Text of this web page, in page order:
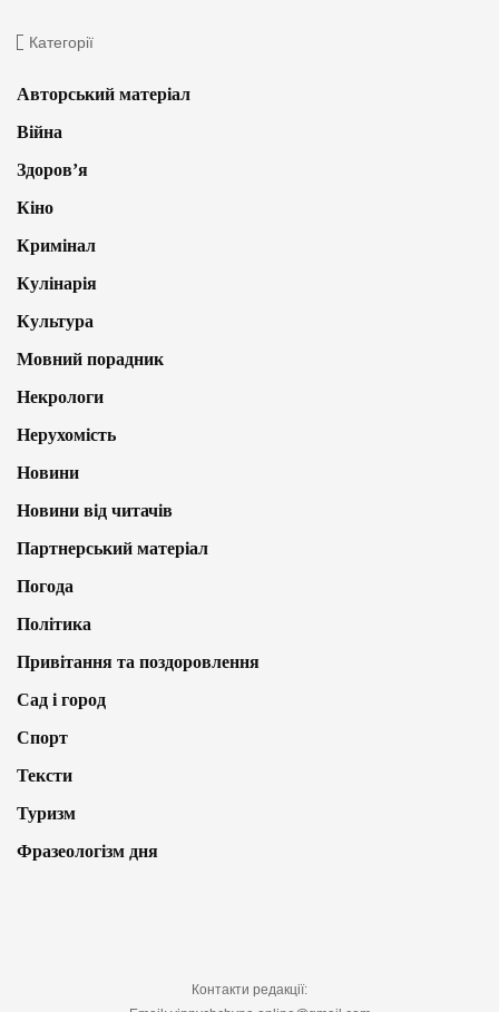
Категорії
Авторський матеріал
Війна
Здоров’я
Кіно
Кримінал
Кулінарія
Культура
Мовний порадник
Некрологи
Нерухомість
Новини
Новини від читачів
Партнерський матеріал
Погода
Політика
Привітання та поздоровлення
Сад і город
Спорт
Тексти
Туризм
Фразеологізм дня
Контакти редакції: